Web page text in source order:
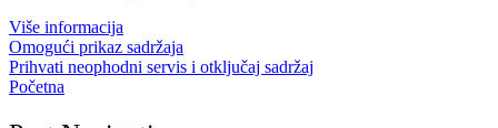
Više informacija
Omogući prikaz sadržaja
Prihvati neophodni servis i otključaj sadržaj
Početna